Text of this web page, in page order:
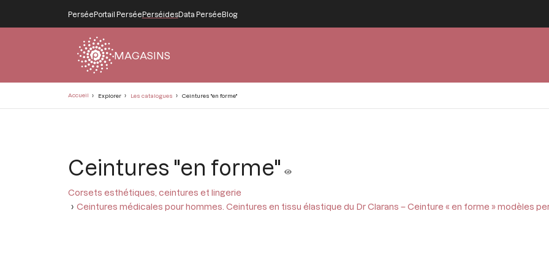
PerséePortail PerséePerséidesData PerséeBlog
MAGASINS
Accueil Explorer Les catalogues Ceintures "en forme"
Ceintures "en forme"
Corsets esthétiques, ceintures et lingerie
Ceintures médicales pour hommes. Ceintures en tissu élastique du Dr Clarans – Ceinture « en forme » modèles